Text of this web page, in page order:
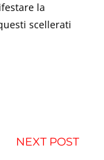
la
scellerati
NEXT POST